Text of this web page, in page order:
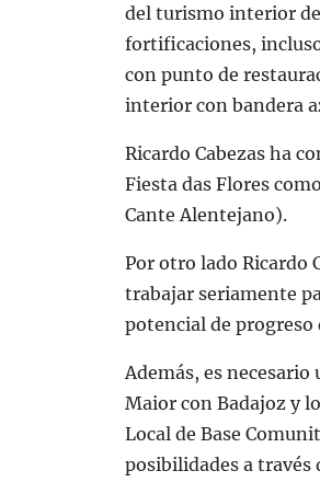
del turismo interior
fortificaciones,
con punto de
interior con bandera
Ricardo Cabezas ha
Fiesta das Flores
Cante Alentejano).
Por otro lado Ricardo
trabajar seriamente
potencial de progreso
Además, es
Maior con Badajoz y
Local de Base
posibilidades a través